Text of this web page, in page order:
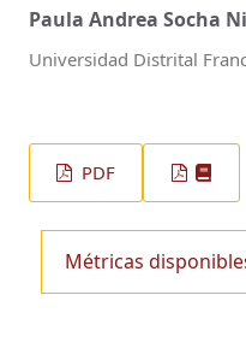
Paula Andrea Socha
Universidad Distrital
PDF
Métricas